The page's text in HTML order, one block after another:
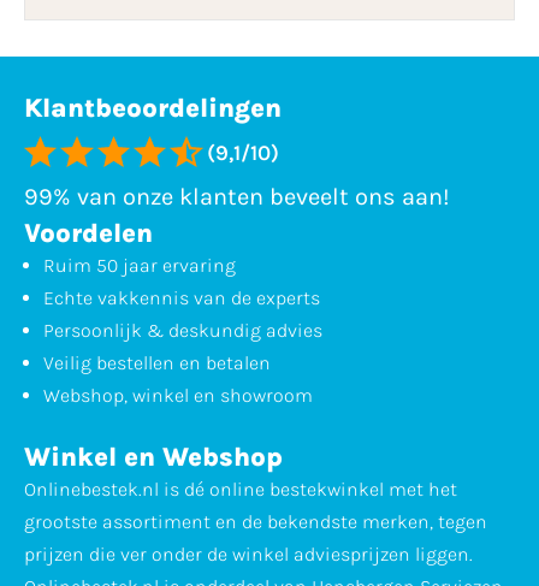
Klantbeoordelingen
(9,1/10)
99% van onze klanten beveelt ons aan!
Voordelen
Ruim 50 jaar ervaring
Echte vakkennis van de experts
Persoonlijk & deskundig advies
Veilig bestellen en betalen
Webshop, winkel en showroom
Winkel en Webshop
Onlinebestek.nl is dé online bestekwinkel met het
grootste assortiment en de bekendste merken, tegen
prijzen die ver onder de winkel adviesprijzen liggen.